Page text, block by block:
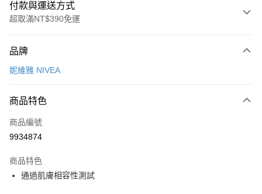
付款與運送方式
超取滿NT$390免運
POYA支付
超商取貨付款
LINE Pay
街口支付
品牌
妮維雅 NIVEA
商品特色
商品編號
9934874
商品特色
通過肌膚相容性測試